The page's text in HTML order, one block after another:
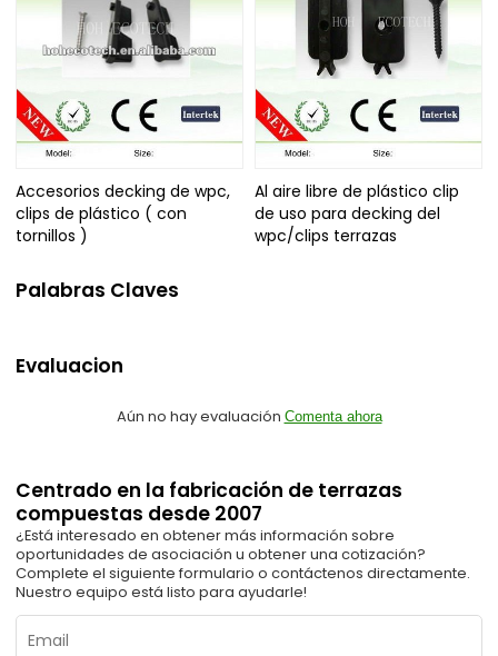
Accesorios decking de wpc,
clips de plástico ( con
tornillos )
Al aire libre de plástico clip
de uso para decking del
wpc/clips terrazas
Palabras Claves
Evaluacion
Aún no hay evaluación Comenta ahora
Centrado en la fabricación de terrazas
compuestas desde 2007
¿Está interesado en obtener más información sobre
oportunidades de asociación u obtener una cotización?
Complete el siguiente formulario o contáctenos directamente.
Nuestro equipo está listo para ayudarle!